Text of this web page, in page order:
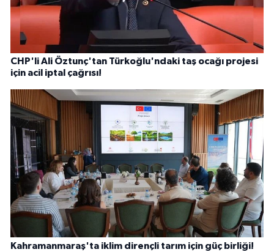
CHP'li Ali Öztunç'tan Türkoğlu'ndaki taş ocağı projesi
için acil iptal çağrısı!
Kahramanmaraş'ta iklim dirençli tarım için güç birliği!